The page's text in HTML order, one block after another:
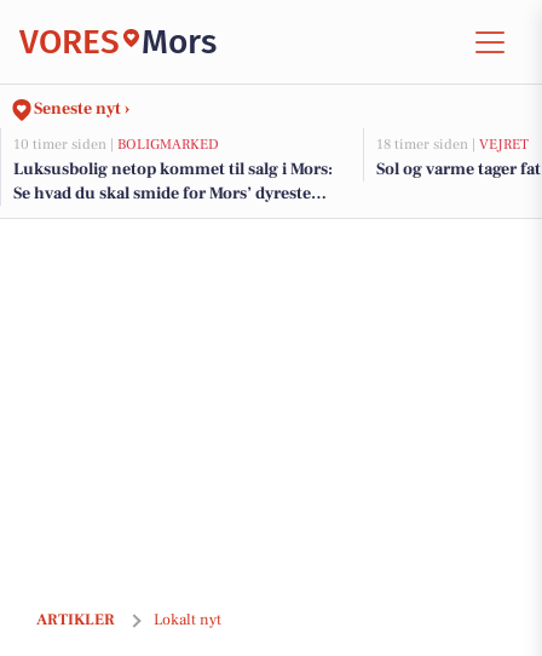
VORES Mors
Seneste nyt ›
10 timer siden | BOLIGMARKED
Luksusbolig netop kommet til salg i Mors:
Se hvad du skal smide for Mors’ dyreste
adresser her
18 timer siden | VEJRET
Sol og varme tager
ARTIKLER Lokalt nyt
Morsø Kommune indgår budgetaftale med fokus på velfærd og